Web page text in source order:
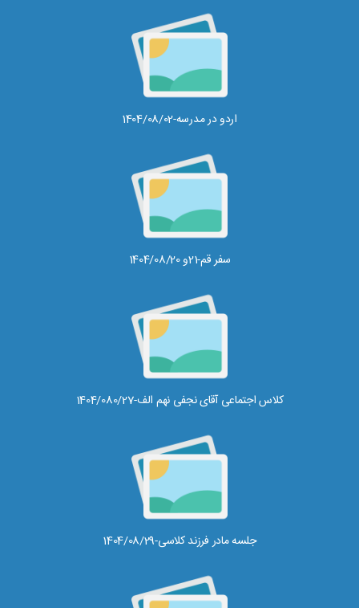
اردو در مدرسه-1404/08/02
سفر قم-21و 1404/08/20
کلاس اجتماعی آقای نجفی نهم الف-1404/080/27
جلسه مادر فرزند کلاسی-1404/08/29